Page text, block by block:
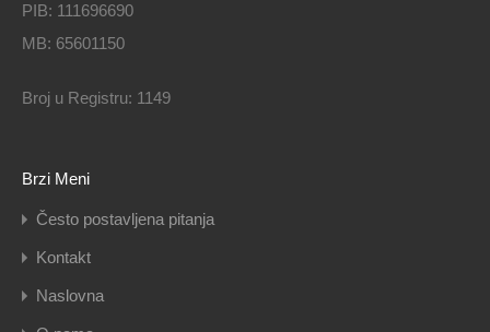
PIB: 111696690
MB: 65601150
Broj u Registru: 1149
Brzi Meni
Često postavljena pitanja
Kontakt
Naslovna